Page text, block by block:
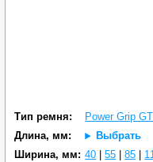
Тип ремня:
Power Grip
Длина, мм:
Выбрать
Ширина, мм: 40 |55 |85